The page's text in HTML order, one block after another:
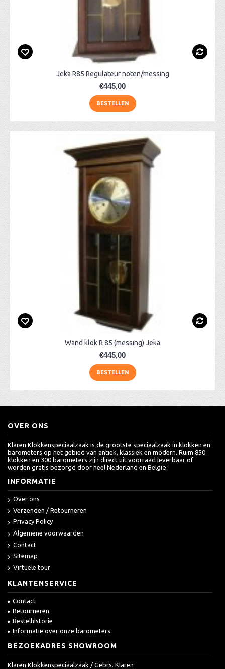
Jeka R85 Regulateur noten/messing
€445,00
BESTELLEN
Wand klok R 85 (messing) Jeka
€445,00
BESTELLEN
OVER ONS
Klaren Klokkenspeciaalzaak is de grootste speciaalzaak in klokken en
barometers op het gebied van antiek, klassiek en modern. Ruim 850
klokken en 300 barometers zijn direct uit voorraad leverbaar of
worden gratis bezorgd door heel Nederland en België.
INFORMATIE
Over ons
Verzenden / Retourneren
Privacy Policy
Algemene voorwaarden
Contact
Sitemap
Virtuele tour
KLANTENSERVICE
Contact
Retourneren
Bestelhistorie
Informatie over onze barometers
BEZOEKADRES SHOWROOM
Klaren Klokkenspeciaalzaak / Gebrs. Klaren